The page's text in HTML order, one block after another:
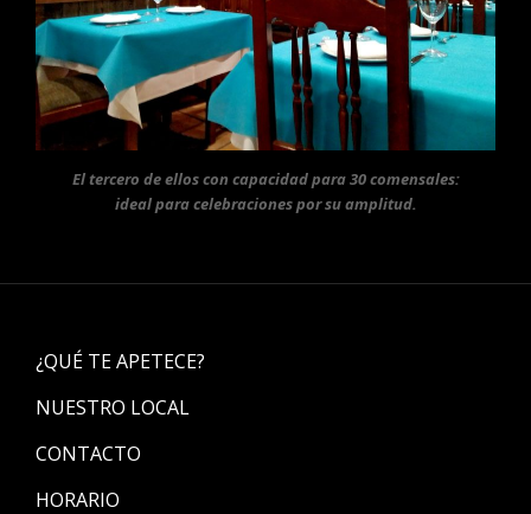
El tercero de ellos con capacidad para 30 comensales:
ideal para celebraciones por su amplitud.
¿QUÉ TE APETECE?
NUESTRO LOCAL
CONTACTO
HORARIO